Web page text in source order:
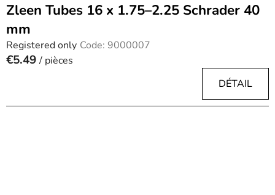
Zleen Tubes 16 x 1.75–2.25 Schrader 40
mm
Registered only Code: 9000007
€5.49 / pièces
DÉTAIL